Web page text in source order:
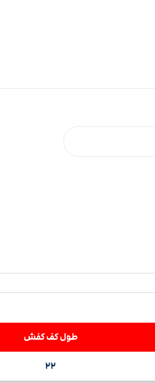
طول کف کفش
22